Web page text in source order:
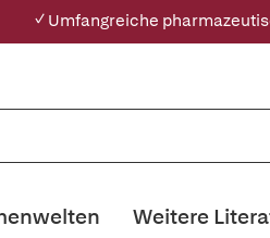
✓ Umfangreiche
Weitere